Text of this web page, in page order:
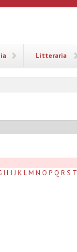
Litteraria
H I J K L M N O P Q R S T